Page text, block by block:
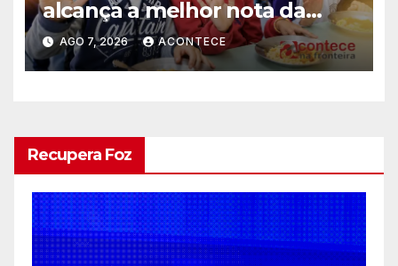
alcança a melhor nota da
história no IDEB
AGO 7, 2026 ACONTECE
Recupera Foz